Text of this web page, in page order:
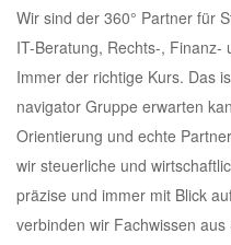
Wir sind der 360° Partner für
IT-Beratung, Rechts-, Finanz-
Immer der richtige Kurs. Das
navigator Gruppe erwarten
Orientierung und echte
wir steuerliche und
präzise und immer mit Blick
verbinden wir Fachwissen